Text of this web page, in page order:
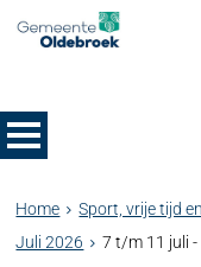
Home Sport, vrije tijd
Juli 2026
7 t/m 11 juli